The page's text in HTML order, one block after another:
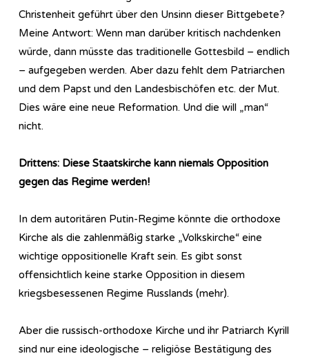
Christenheit geführt über den Unsinn dieser Bittgebete?
Meine Antwort: Wenn man darüber kritisch nachdenken
würde, dann müsste das traditionelle Gottesbild – endlich
– aufgegeben werden. Aber dazu fehlt dem Patriarchen
und dem Papst und den Landesbischöfen etc. der Mut.
Dies wäre eine neue Reformation. Und die will „man“
nicht.
Drittens: Diese Staatskirche kann niemals Opposition
gegen das Regime werden!
In dem autoritären Putin-Regime könnte die orthodoxe
Kirche als die zahlenmäßig starke „Volkskirche“ eine
wichtige oppositionelle Kraft sein. Es gibt sonst
offensichtlich keine starke Opposition in diesem
kriegsbesessenen Regime Russlands (mehr).
Aber die russisch-orthodoxe Kirche und ihr Patriarch Kyrill
sind nur eine ideologische – religiöse Bestätigung des